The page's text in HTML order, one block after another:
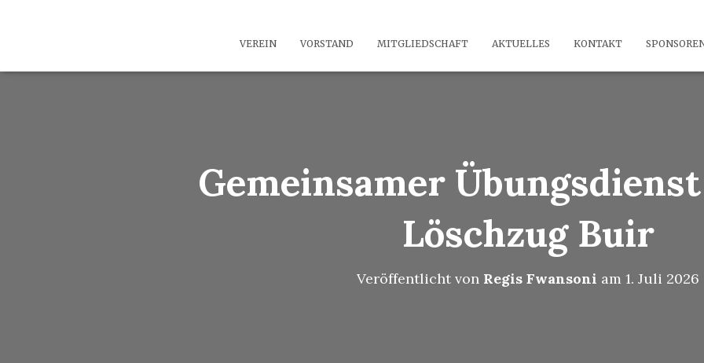
VEREIN VORSTAND MITGLIEDSCHAFT AKTUELLES KONTAKT
Gemeinsamer
Löschzug Buir
Veröffentlicht von Regis Fwansoni am 1. Juli 2026